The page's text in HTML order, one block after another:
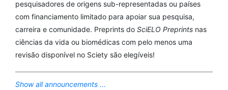
pesquisadores de origens sub-representadas ou países
com financiamento limitado para apoiar sua pesquisa,
carreira e comunidade. Preprints do SciELO Preprints nas
ciências da vida ou biomédicas com pelo menos uma
revisão disponível no Sciety são elegíveis!
Show all announcements ...